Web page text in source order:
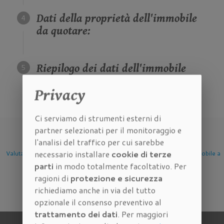
Dati della proprietà dell'immobile
da quotare:
Riepilogo dei dati dell'immobile
Valutazione Immobile a
Firenze
Valutazione Immobile a
Scandicci
Valutazione
Sesto
Privacy
Ci serviamo di strumenti esterni di
partner selezionati per il monitoraggio e
l'analisi del traffico per cui sarebbe
necessario installare cookie di terze
parti in modo totalmente facoltativo. Per
ragioni di protezione e sicurezza
richiediamo anche in via del tutto
opzionale il consenso preventivo al
trattamento dei dati. Per maggiori